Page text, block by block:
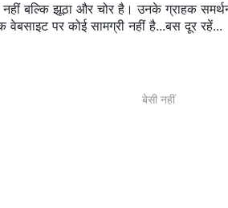
बल्कि झूठा और चोर है। उनके ग्राहक
पर कोई सामग्री नहीं है...बस दूर रहें...
बेसी नहीं